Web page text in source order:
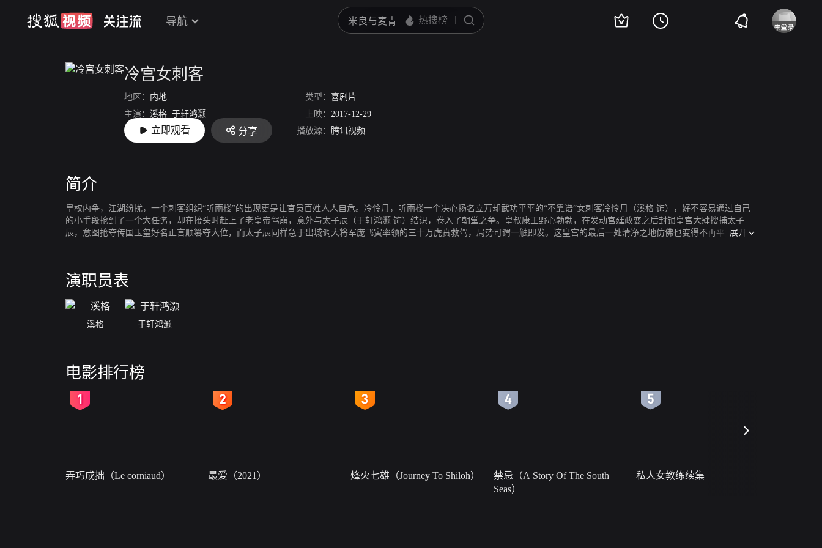
导航
冷宫女刺客
地区： 内地 类型： 喜剧片
主演： 溪格 于轩鸿灏 上映： 2017-12-29
导演： 覃杰
立即观看 分享 播放源： 腾讯视频
简介
皇权内争，江湖纷扰，一个刺客组织“听雨楼”的出现更是让官员百姓人人自危。冷怜月，听雨楼一个决心扬名立万却武功平平的“不靠谱”女刺客冷怜月（溪格 饰），好不容易通过自己
的小手段抢到了一个大任务，却在接头时赶上了老皇帝驾崩，意外与太子辰（于轩鸿灏 饰）结识，卷入了朝堂之争。皇叔康王野心勃勃，在发动宫廷政变之后封锁皇宫大肆搜捕太子
辰，意图抢夺传国玉玺好名正言顺篡夺大位，而太子辰同样急于出城调大将军庞飞寅率领的三十万虎贲救驾，局势可谓一触即发。这皇宫的最后一处清净之地仿佛也变得不再平静，内
展开
演职员表
溪格 于轩鸿灏
电影排行榜
弄巧成拙（Le corniaud） 最爱（2021） 烽火七雄（Journey To Shiloh）
禁忌（A Story Of The South
Seas）
私人女教练续集